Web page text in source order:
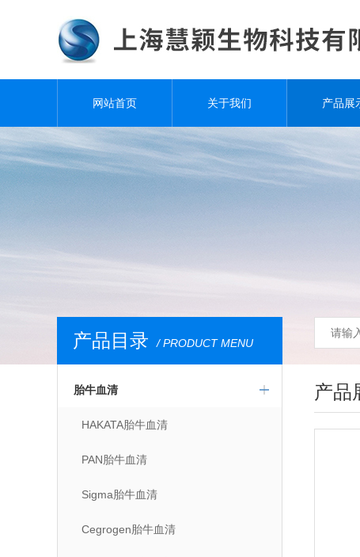
网站首页 关于我们 产品展
产品目录 / PRODUCT MENU
胎牛血清
HAKATA胎牛血清
PAN胎牛血清
Sigma胎牛血清
Cegrogen胎牛血清
产品